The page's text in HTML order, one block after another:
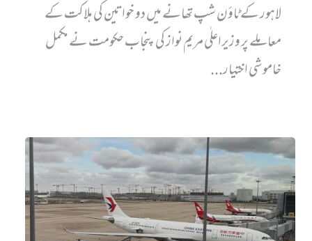
لاہور کے ٹاؤن شپ تھانے میں دو خواتین کی ہلاکت کے
معاملے پر وزیراعلٰی مریم نواز کی پنجاب حکومت نے مکمل
خاموشی اختیار...